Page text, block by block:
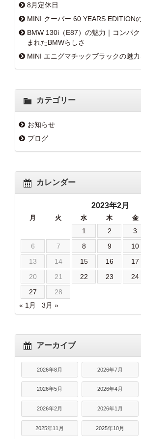
8月定休日
MINI クーパー 60 YEARS EDITION
BMW 130i（E87）の魅力｜コンパ
まれたBMWらしさ
MINI エニグマチックブラックの魅
カテゴリー
お知らせ
ブログ
カレンダー
2023年2月
月 火 水 木 金
1 2 3
6
7 8 9 10
13
14 15 16 17
20
21 22 23 24
27
28
« 1月
3月 »
アーカイブ
2026年8月 2026年7月
2026年5月 2026年4月
2026年2月 2026年1月
2025年11月 2025年10月